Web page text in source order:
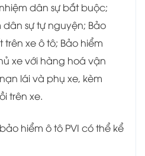
dân sự bắt buộc;
sự tự nguyện; Bảo
xe ô tô; Bảo hiểm
xe với hàng hoá vận
lái và phụ xe, kèm
trên xe.
hiểm ô tô PVI có thể kể